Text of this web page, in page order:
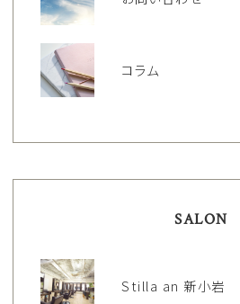
コラム
SALON
Stilla an 新小岩